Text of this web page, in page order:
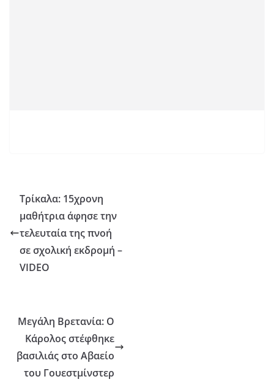
Τρίκαλα: 15χρονη
μαθήτρια άφησε την
τελευταία της πνοή
σε σχολική εκδρομή –
VIDEO
Μεγάλη Βρετανία: Ο
Κάρολος στέφθηκε
βασιλιάς στο Αβαείο
του Γουεστμίνστερ